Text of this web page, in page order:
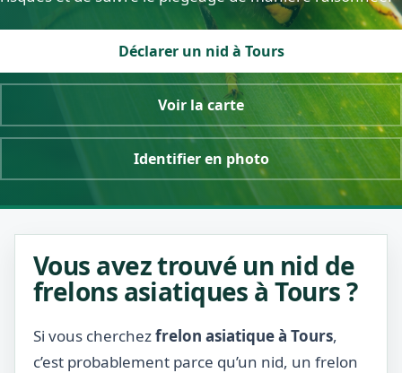
Déclarer un nid à Tours
Voir la carte
Identifier en photo
Vous avez trouvé un nid de
frelons asiatiques à Tours ?
Si vous cherchezfrelon asiatique à Tours,
c’est probablement parce qu’un nid, un frelon